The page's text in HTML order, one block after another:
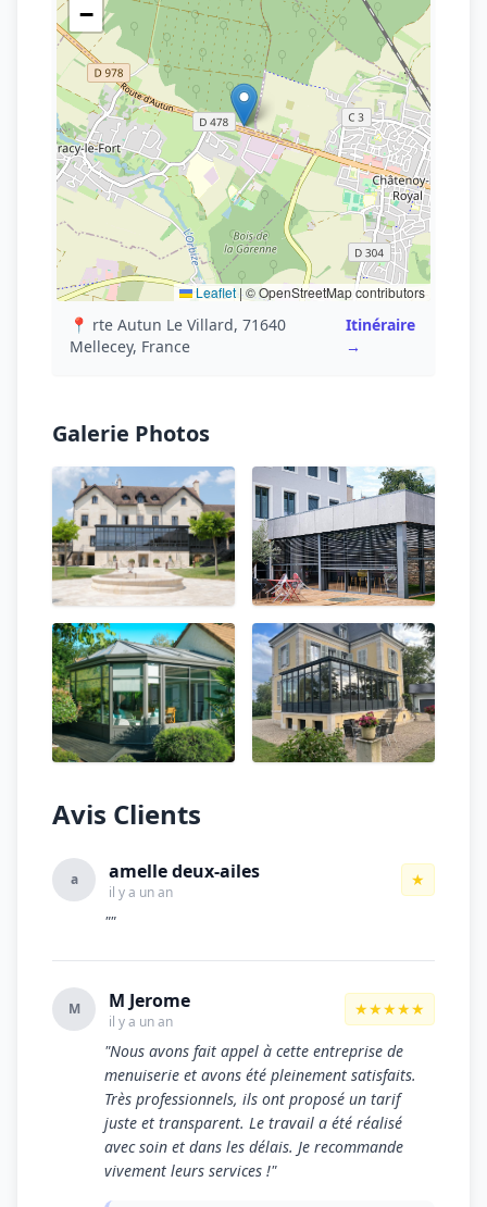
−
Leaflet |© OpenStreetMap contributors
📍 rte Autun Le Villard, 71640
Mellecey, France
Itinéraire
→
Galerie Photos
Avis Clients
a amelle deux-ailes
il y a un an
★
""
M M Jerome
il y a un an
★★★★★
"Nous avons fait appel à cette entreprise de
menuiserie et avons été pleinement satisfaits.
Très professionnels, ils ont proposé un tarif
juste et transparent. Le travail a été réalisé
avec soin et dans les délais. Je recommande
vivement leurs services !"